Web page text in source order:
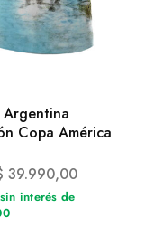
Argentina
Copa América
39.990,00
interés de